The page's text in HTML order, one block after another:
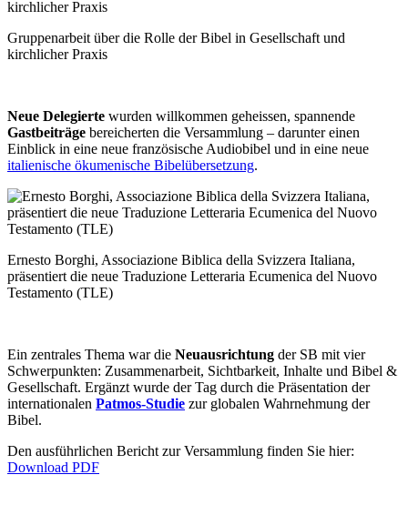
Gruppenarbeit über die Rolle der Bibel in Gesellschaft und
kirchlicher Praxis
Neue Delegierte wurden willkommen geheissen, spannende
Gastbeiträge bereicherten die Versammlung – darunter einen
Einblick in eine neue französische Audiobibel und in eine neue
italienische ökumenische Bibelübersetzung.
Ernesto Borghi, Associazione Biblica della Svizzera Italiana,
präsentiert die neue Traduzione Letteraria Ecumenica del Nuovo
Testamento (TLE)
Ein zentrales Thema war die Neuausrichtung der SB mit vier
Schwerpunkten: Zusammenarbeit, Sichtbarkeit, Inhalte und Bibel &
Gesellschaft. Ergänzt wurde der Tag durch die Präsentation der
internationalen Patmos-Studie zur globalen Wahrnehmung der
Bibel.
Den ausführlichen Bericht zur Versammlung finden Sie hier:
Download PDF